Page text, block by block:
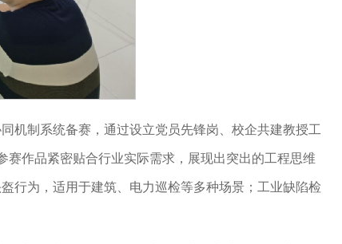
机制系统备赛，通过设立党员先锋岗、校企共建教授工
作品紧密贴合行业实际需求，展现出突出的工程思维
行为，适用于建筑、电力巡检等多种场景；工业缺陷检